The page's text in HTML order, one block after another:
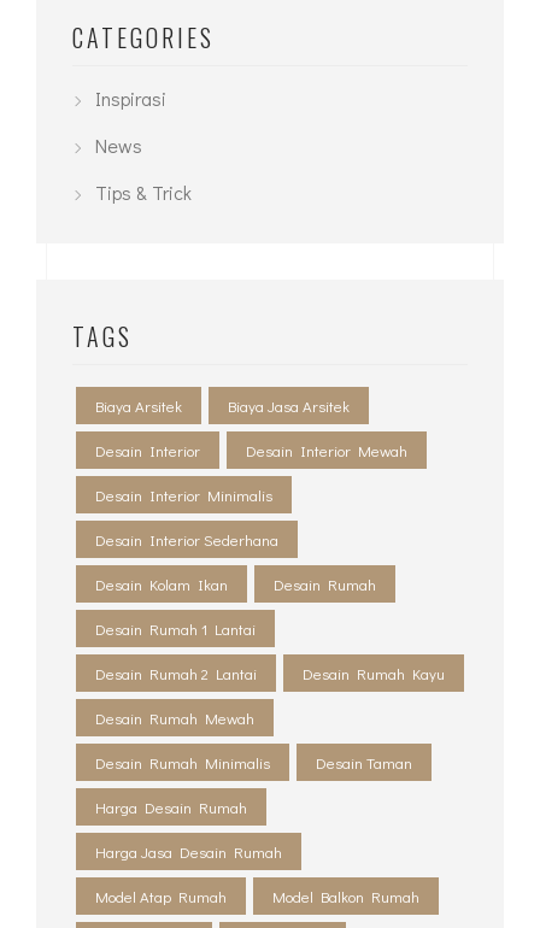
CATEGORIES
Inspirasi
News
Tips & Trick
TAGS
Biaya Arsitek Biaya Jasa Arsitek
Desain Interior Desain Interior Mewah
Desain Interior Minimalis
Desain Interior Sederhana
Desain Kolam Ikan Desain Rumah
Desain Rumah 1 Lantai
Desain Rumah 2 Lantai Desain Rumah Kayu
Desain Rumah Mewah
Desain Rumah Minimalis Desain Taman
Harga Desain Rumah
Harga Jasa Desain Rumah
Model Atap Rumah Model Balkon Rumah